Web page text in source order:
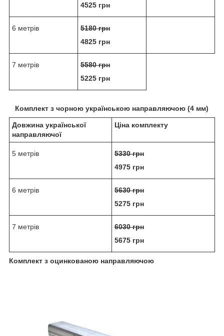
4525 грн
6 метрів
5180 грн
4825 грн
7 метрів
5580 грн
5225 грн
Комплект з чорною українською направляючою (4 мм)
Довжина української
направляючої
Ціна комплекту
5 метрів
5330 грн
4975 грн
6 метрів
5630 грн
5275 грн
7 метрів
6030 грн
5675 грн
Комплект з оцинкованою направляючою